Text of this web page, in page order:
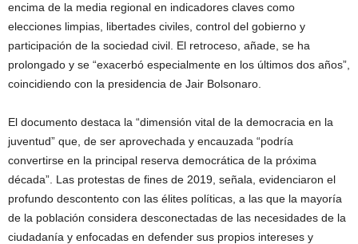
encima de la media regional en indicadores claves como
elecciones limpias, libertades civiles, control del gobierno y
participación de la sociedad civil. El retroceso, añade, se ha
prolongado y se “exacerbó especialmente en los últimos dos años”,
coincidiendo con la presidencia de Jair Bolsonaro.
El documento destaca la “dimensión vital de la democracia en la
juventud” que, de ser aprovechada y encauzada “podría
convertirse en la principal reserva democrática de la próxima
década”. Las protestas de fines de 2019, señala, evidenciaron el
profundo descontento con las élites políticas, a las que la mayoría
de la población considera desconectadas de las necesidades de la
ciudadanía y enfocadas en defender sus propios intereses y